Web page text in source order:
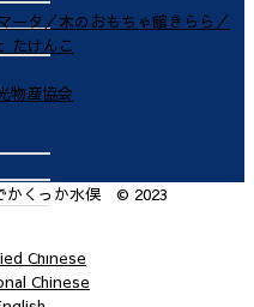
かくっか水俣 © 2023